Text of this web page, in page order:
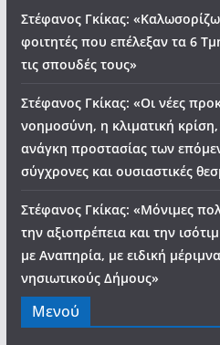
Στέφανος Γκίκας:
φοιτητές που επέλεξαν τα 6
τις σπουδές τους»
Στέφανος Γκίκας: «Οι νέες
νοημοσύνη, η κλιματική
ανάγκη προστασίας των
σύγχρονες και ουσιαστικές
Στέφανος Γκίκας: «Μόνιμες
την αξιοπρέπεια και την
με Αναπηρία, με ειδική
νησιωτικούς Δήμους»
Μενού